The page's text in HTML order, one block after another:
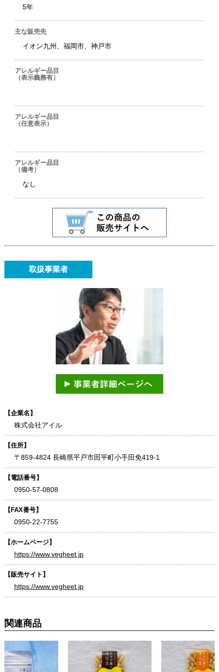
5年
主な販売先
イオン九州、福岡市、神戸市
アレルギー品目
（表示義務有）
アレルギー品目
（任意表示）
アレルギー品目
（備考）
なし
取扱事業者
【企業名】
株式会社アイル
【住所】
〒859-4824 長崎県平戸市田平町小手田免419-1
【電話番号】
0950-57-0808
【FAX番号】
0950-22-7755
【ホームページ】
https://www.vegheet.jp
【販売サイト】
https://www.vegheet.jp
関連商品